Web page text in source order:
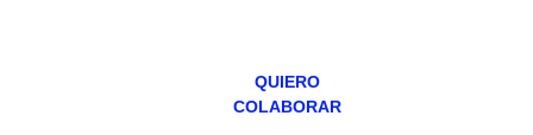
QUIERO
COLABORAR